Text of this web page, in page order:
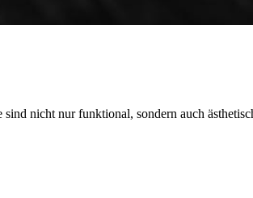
nicht nur funktional, sondern auch